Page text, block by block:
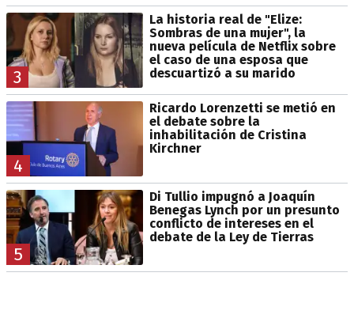
3
La historia real de "Elize:
Sombras de una mujer", la
nueva película de Netflix sobre
el caso de una esposa que
descuartizó a su marido
4
Ricardo Lorenzetti se metió en
el debate sobre la
inhabilitación de Cristina
Kirchner
5
Di Tullio impugnó a Joaquín
Benegas Lynch por un presunto
conflicto de intereses en el
debate de la Ley de Tierras